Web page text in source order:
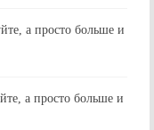
а просто больше и
а просто больше и